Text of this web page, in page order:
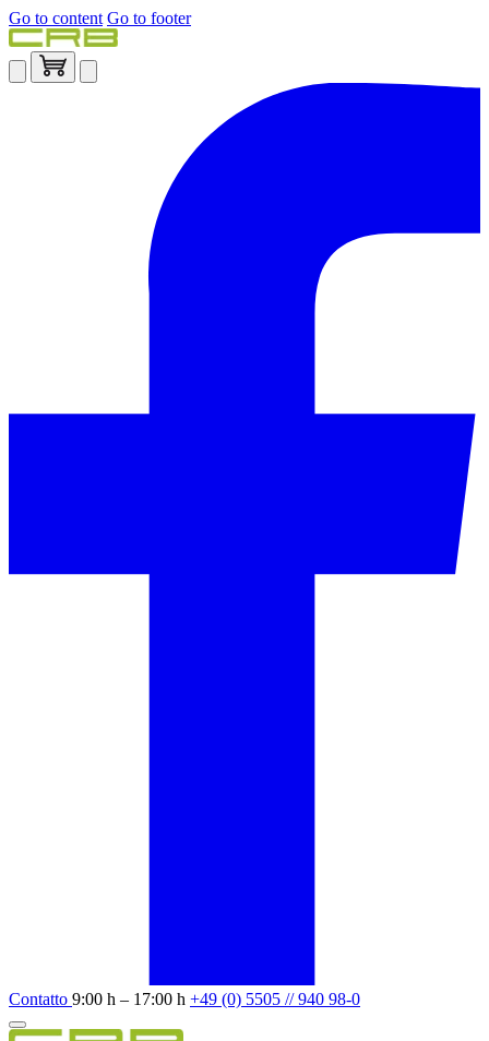
Go to content Go to footer
Contatto 9:00 h – 17:00 h +49 (0) 5505 // 940 98-0